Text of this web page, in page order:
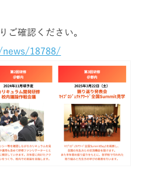
ご確認ください。
18788/